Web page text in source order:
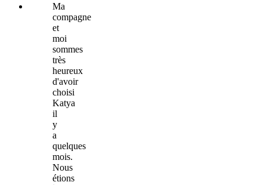
Ma
compagne
et
moi
sommes
très
heureux
d'avoir
choisi
Katya
il
y
a
quelques
mois.
Nous
étions